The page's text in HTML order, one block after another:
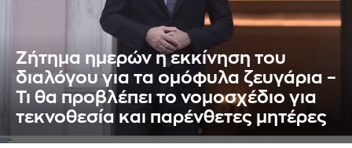
Ζήτημα ημερών η εκκίνηση του
διαλόγου για τα ομόφυλα ζευγάρια –
Τι θα προβλέπει το νομοσχέδιο για
τεκνοθεσία και παρένθετες μητέρες